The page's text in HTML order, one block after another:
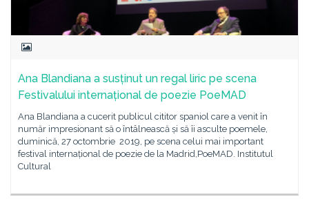
Ana Blandiana a susținut un regal liric pe scena
Festivalului internațional de poezie PoeMAD
Ana Blandiana a cucerit publicul cititor spaniol care a venit în
număr impresionant să o întâlnească și să îi asculte poemele,
duminică, 27 octombrie 2019, pe scena celui mai important
festival internațional de poezie de la Madrid,PoeMAD. Institutul
Cultural